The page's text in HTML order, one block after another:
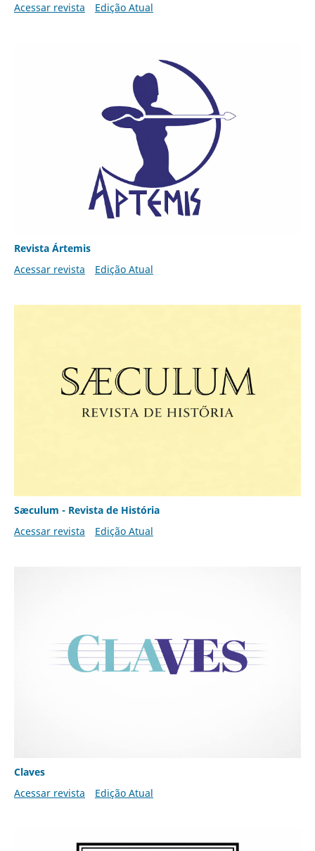
Acessar revista
Edição Atual
Revista Ártemis
Acessar revista
Edição Atual
Sæculum - Revista de História
Acessar revista
Edição Atual
Claves
Acessar revista
Edição Atual